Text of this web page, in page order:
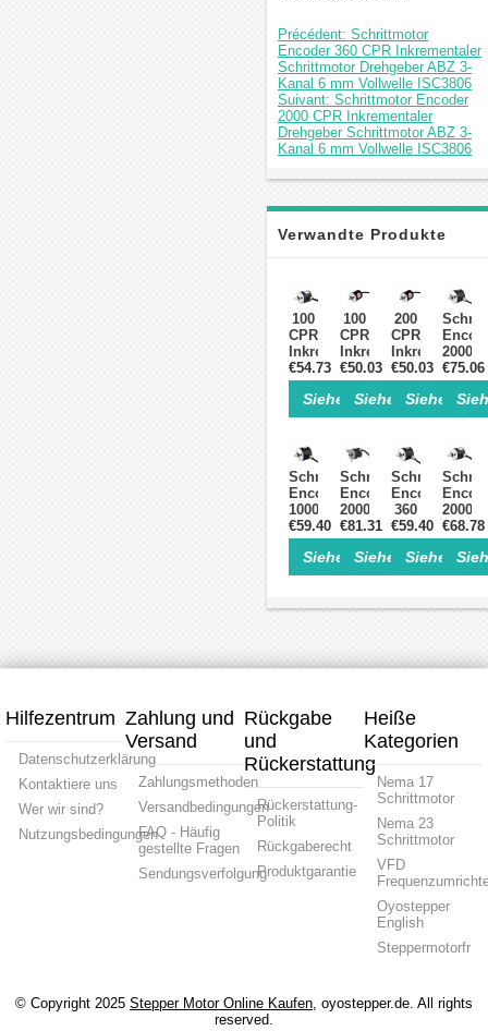
Précédent: Schrittmotor
Encoder 360 CPR Inkrementaler
Schrittmotor Drehgeber ABZ 3-
Kanal 6 mm Vollwelle ISC3806
Suivant: Schrittmotor Encoder
2000 CPR Inkrementaler
Drehgeber Schrittmotor ABZ 3-
Kanal 6 mm Vollwelle ISC3806
Verwandte Produkte
100
CPR
Inkrementaler
Schrittmotor-
Drehgeber
ABZ
3-
6
mm
Vollwelle
ISC3806
€54.73
Siehe Einzelheiten>
100
CPR
Inkrementaler
Schrittmotor
Drehgeber
AB
2-
4
mm
Vollwelle
ISC3004
€50.03
Siehe
200
CPR
Inkrementaler
Schrittmotor
Drehgeber
AB
2-
4
mm
Vollwelle
ISC3004
€50.03
Siehe
2000
CPR
3-
8
mm
€75.06
Schrittmotor
Encoder
1000
CPR
Inkrementaler
Schrittmotor
Drehgeber
3-
Vollwelle
ISC5208
€59.40
Siehe Einzelheiten>
Schrittmotor
Encoder
2000
CPR
Inkrementaler
Schrittmotor
Drehgeber
3-
Hohlwelle
IHC3808
€81.31
Siehe
Schrittmotor
Encoder
360
CPR
Inkrementaler
Drehgeber
Schrittmotor
3-
Vollwelle
ISC5208
€59.40
Siehe
2000
CPR
3-
mm
€68.78
Hilfezentrum
Datenschutzerklärung
Kontaktiere uns
Wer wir sind?
Nutzungsbedingungen
Zahlung und
Versand
Zahlungsmethoden
Versandbedingungen
FAQ - Häufig
gestellte Fragen
Sendungsverfolgung
Rückgabe
und
Rückerstattung
Rückerstattung-
Politik
Rückgaberecht
Produktgarantie
Heiße
Kategorien
Nema 17
Schrittmotor
Nema 23
Schrittmotor
VFD
Oyostepper
English
Steppermotorfr
© Copyright 2025 Stepper Motor Online Kaufen, oyostepper.de. All rights
reserved.